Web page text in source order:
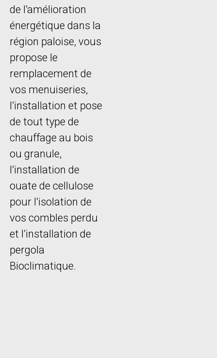
de l’amélioration
énergétique dans la
région paloise, vous
propose le
remplacement de
vos menuiseries,
l’installation et pose
de tout type de
chauffage au bois
ou granule,
l’installation de
ouate de cellulose
pour l’isolation de
vos combles perdu
et l’installation de
pergola
Bioclimatique.